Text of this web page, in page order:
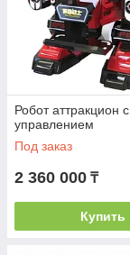
Робот аттракцион с
управлением
Под заказ
2 360 000 ₸
Купить